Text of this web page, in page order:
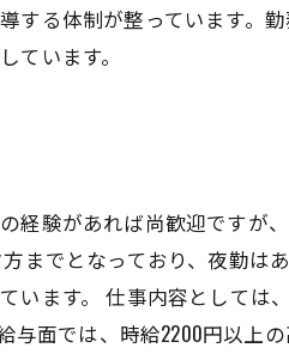
する体制が整っています。
います。
経験があれば尚歓迎ですが
までとなっており、夜勤は
います。 仕事内容としては
面では、時給2200円以上